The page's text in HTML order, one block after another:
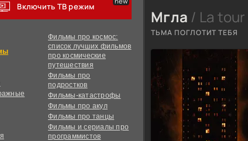
Включить ТВ режим
Фильмы про космос:
список лучших фильмов
про космические
путешествия
Фильмы про
подростков
Фильмы-катастрофы
Фильмы про акул
Фильмы про танцы
Фильмы и сериалы про
программистов
Мгла / La tour
ТЬМА ПОГЛОТИТ ТЕБЯ